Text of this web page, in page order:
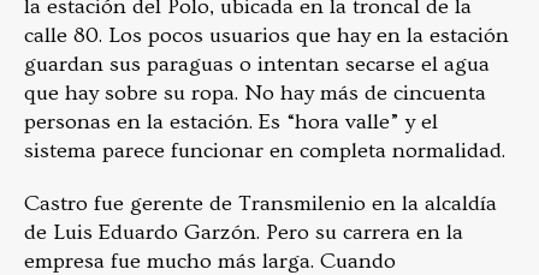
la estación del Polo, ubicada en la troncal de la
calle 80. Los pocos usuarios que hay en la estación
guardan sus paraguas o intentan secarse el agua
que hay sobre su ropa. No hay más de cincuenta
personas en la estación. Es “hora valle” y el
sistema parece funcionar en completa normalidad.
Castro fue gerente de Transmilenio en la alcaldía
de Luis Eduardo Garzón. Pero su carrera en la
empresa fue mucho más larga. Cuando